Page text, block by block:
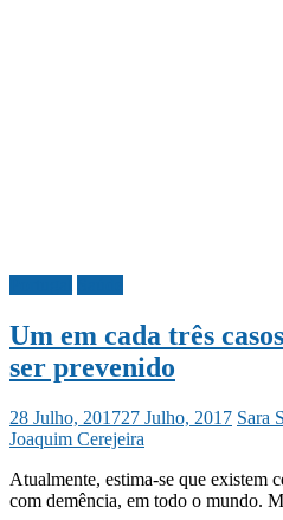
Um em cada três
ser prevenido
28 Julho, 201727 Julho, 2017 Sara
Joaquim Cerejeira
Atualmente, estima-se que existem
com demência, em todo o mundo.